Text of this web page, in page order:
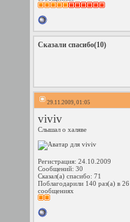
Сказали спасибо(10)
29.11.2009, 01:05
viviv
Слышал о халяве
Регистрация: 24.10.2009
Сообщений: 30
Сказал(а) спасибо: 71
Поблагодарили 140 раз(а) в 26
сообщениях